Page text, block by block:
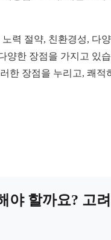
력 절약, 친환경성, 다
양한 장점을 가지고 있
한 장점을 누리고, 쾌적
야 할까요? 고려